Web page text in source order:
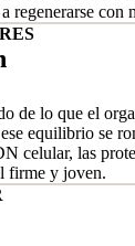
regenerarse con
de lo que el
equilibrio se
celular, las
firme y joven.